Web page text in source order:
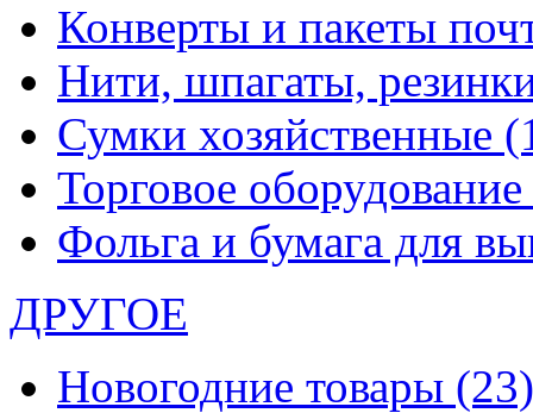
Конверты и пакеты
Нити, шпагаты,
Сумки хозяйственные
Торговое оборудование
Фольга и бумага для
ДРУГОЕ
Новогодние товары (23)